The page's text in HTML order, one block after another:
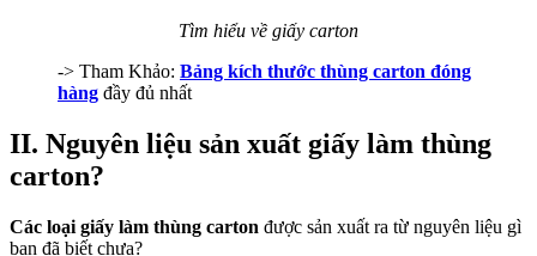
Tìm hiểu về giấy carton
-> Tham Khảo: Bảng kích thước thùng carton đóng
hàng đầy đủ nhất
II. Nguyên liệu sản xuất giấy làm thùng
carton?
Các loại giấy làm thùng carton được sản xuất ra từ nguyên liệu gì
bạn đã biết chưa?